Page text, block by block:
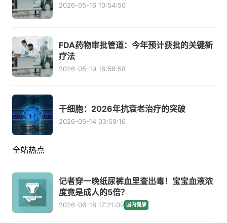
2026-05-16 10:54:50
FDA药物审批管道：今年预计获批的关键新
疗法
2026-05-19 16:58:58
干细胞：2026年抗衰老治疗的突破
2026-05-14 03:59:16
全站热点
记者穿一晚纸尿裤血里查出毒！宝宝血液浓
度竟是成人的5倍？
2026-06-18 17:21:09 国内健康